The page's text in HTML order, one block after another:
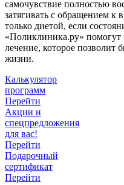
самочувствие полностью
затягивать с обращением к
только диетой, если
«Поликлиника.ру» помогут
лечение, которое позволит
жизни.
Калькулятор
программ
Перейти
Акции и
спецпредложения
для вас!
Перейти
Подарочный
сертификат
Перейти